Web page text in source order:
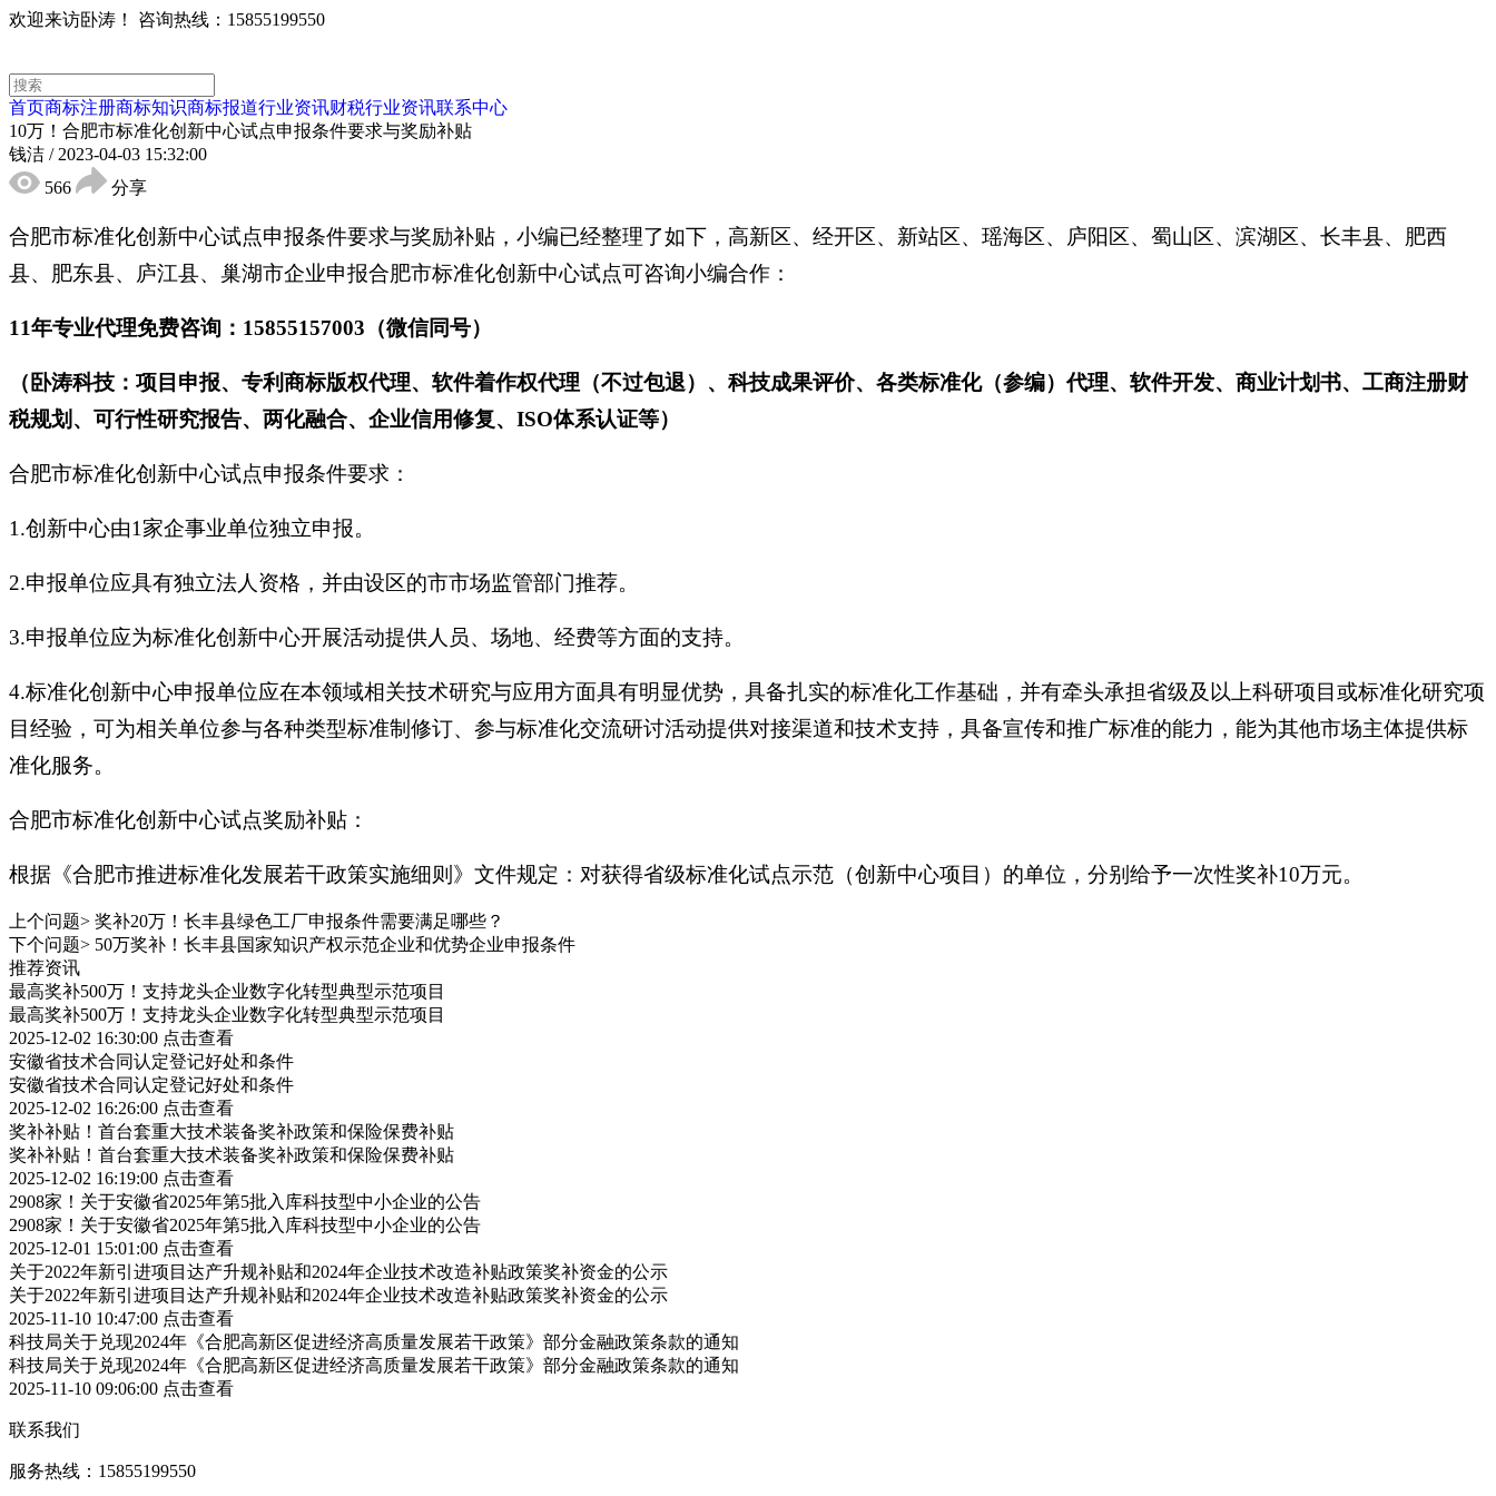
欢迎来访卧涛！ 咨询热线：15855199550
首页商标注册商标知识商标报道行业资讯财税行业资讯联系中心
10万！合肥市标准化创新中心试点申报条件要求与奖励补贴
钱洁 / 2023-04-03 15:32:00
566
分享
合肥市标准化创新中心试点申报条件要求与奖励补贴，小编已经整理了如下，高新区、经开区、新站区、瑶海区、庐阳区、蜀山区、滨湖区、长丰县、肥西
县、肥东县、庐江县、巢湖市企业申报合肥市标准化创新中心试点可咨询小编合作：
11年专业代理免费咨询：15855157003（微信同号）
（卧涛科技：项目申报、专利商标版权代理、软件着作权代理（不过包退）、科技成果评价、各类标准化（参编）代理、软件开发、商业计划书、工商注册财
税规划、可行性研究报告、两化融合、企业信用修复、ISO体系认证等）
合肥市标准化创新中心试点申报条件要求：
1.创新中心由1家企事业单位独立申报。
2.申报单位应具有独立法人资格，并由设区的市市场监管部门推荐。
3.申报单位应为标准化创新中心开展活动提供人员、场地、经费等方面的支持。
4.标准化创新中心申报单位应在本领域相关技术研究与应用方面具有明显优势，具备扎实的标准化工作基础，并有牵头承担省级及以上科研项目或标准化研究项
目经验，可为相关单位参与各种类型标准制修订、参与标准化交流研讨活动提供对接渠道和技术支持，具备宣传和推广标准的能力，能为其他市场主体提供标
准化服务。
合肥市标准化创新中心试点奖励补贴：
根据《合肥市推进标准化发展若干政策实施细则》文件规定：对获得省级标准化试点示范（创新中心项目）的单位，分别给予一次性奖补10万元。
上个问题> 奖补20万！长丰县绿色工厂申报条件需要满足哪些？
下个问题> 50万奖补！长丰县国家知识产权示范企业和优势企业申报条件
推荐资讯
最高奖补500万！支持龙头企业数字化转型典型示范项目
最高奖补500万！支持龙头企业数字化转型典型示范项目
2025-12-02 16:30:00 点击查看
安徽省技术合同认定登记好处和条件
安徽省技术合同认定登记好处和条件
2025-12-02 16:26:00 点击查看
奖补补贴！首台套重大技术装备奖补政策和保险保费补贴
奖补补贴！首台套重大技术装备奖补政策和保险保费补贴
2025-12-02 16:19:00 点击查看
2908家！关于安徽省2025年第5批入库科技型中小企业的公告
2908家！关于安徽省2025年第5批入库科技型中小企业的公告
2025-12-01 15:01:00 点击查看
关于2022年新引进项目达产升规补贴和2024年企业技术改造补贴政策奖补资金的公示
关于2022年新引进项目达产升规补贴和2024年企业技术改造补贴政策奖补资金的公示
2025-11-10 10:47:00 点击查看
科技局关于兑现2024年《合肥高新区促进经济高质量发展若干政策》部分金融政策条款的通知
科技局关于兑现2024年《合肥高新区促进经济高质量发展若干政策》部分金融政策条款的通知
2025-11-10 09:06:00 点击查看
联系我们
服务热线：15855199550